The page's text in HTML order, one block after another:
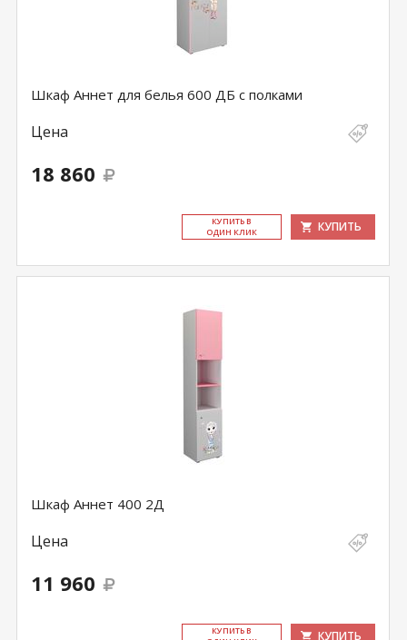
Шкаф Аннет для белья 600 ДБ с полками
Цена
18 860
КУ­ПИТЬ В
ОДИН КЛИК
КУПИТЬ
Шкаф Аннет 400 2Д
Цена
11 960
КУ­ПИТЬ В
КУПИТЬ